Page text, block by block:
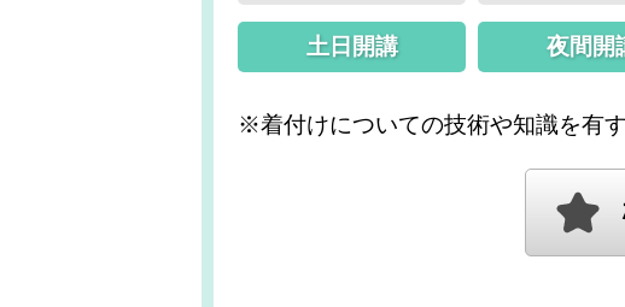
土日開講 夜間開
※着付けについての技術や知識を有